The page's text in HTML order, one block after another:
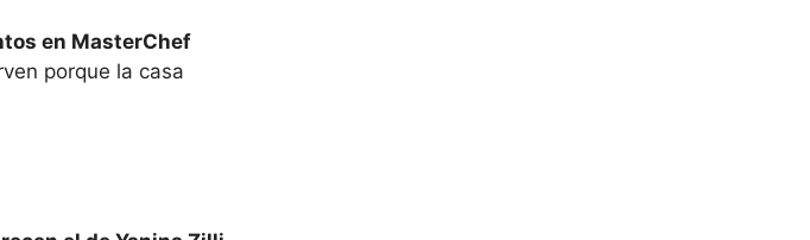
en MasterChef
porque la casa